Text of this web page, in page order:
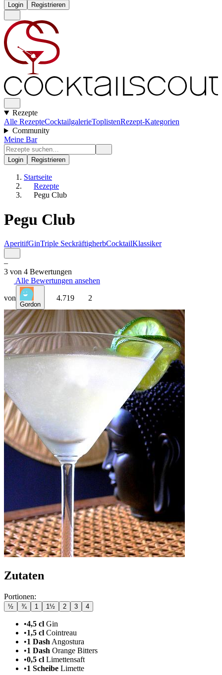
Login Registrieren
Rezepte
Alle RezepteCocktailgalerieToplistenRezept-Kategorien
Community
Meine Bar
Login Registrieren
Startseite
Rezepte
Pegu Club
Pegu Club
AperitifGinTriple SeckräftigherbCocktailKlassiker
–
3 von 4 Bewertungen
Alle Bewertungen ansehen
von
Gordon
4.719 2
Zutaten
Portionen:
½ ¾ 1 1½ 2 3 4
•4,5 cl Gin
•1,5 cl Cointreau
•1 Dash Angostura
•1 Dash Orange Bitters
•0,5 cl Limettensaft
•1 Scheibe Limette